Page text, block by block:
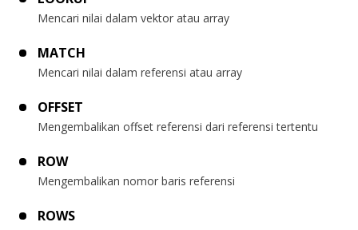
Mencari nilai dalam vektor atau array
MATCH
Mencari nilai dalam referensi atau array
OFFSET
Mengembalikan offset referensi dari referensi tertentu
ROW
Mengembalikan nomor baris referensi
ROWS